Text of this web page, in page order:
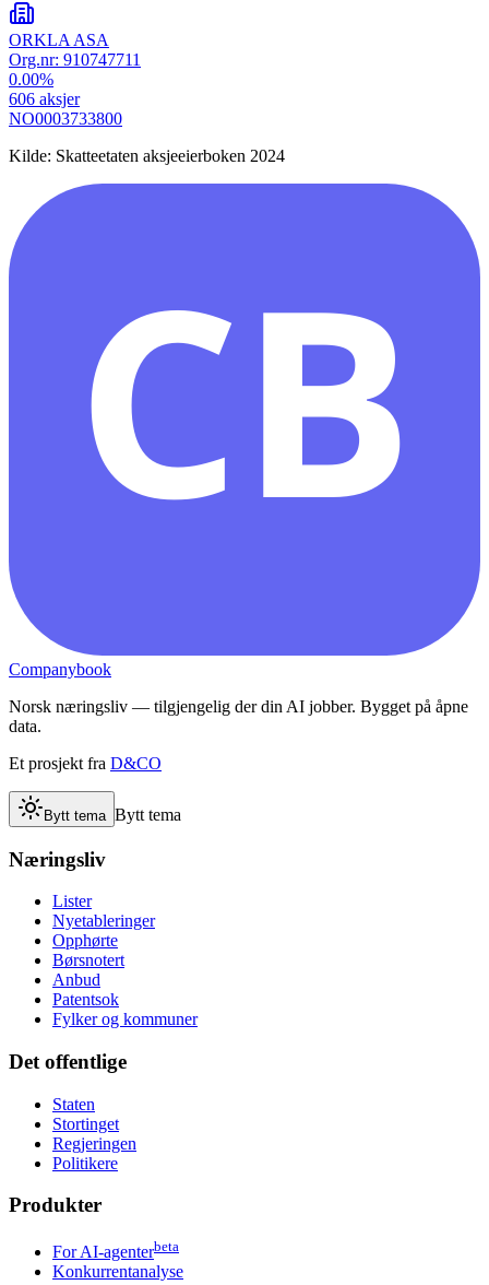
ORKLA ASA
Org.nr: 910747711
0.00%
606 aksjer
NO0003733800
Kilde: Skatteetaten aksjeeierboken 2024
CB
Companybook
Norsk næringsliv — tilgjengelig der din AI jobber. Bygget på åpne
data.
Et prosjekt fra D&CO
Bytt tema Bytt tema
Næringsliv
Lister
Nyetableringer
Opphørte
Børsnotert
Anbud
Patentsok
Fylker og kommuner
Det offentlige
Staten
Stortinget
Regjeringen
Politikere
Produkter
For AI-agenterbeta
Konkurrentanalyse